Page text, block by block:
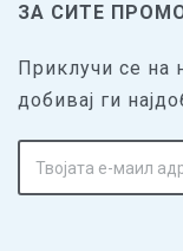
ЗА СИТЕ
Приклучи се на
добивај ги